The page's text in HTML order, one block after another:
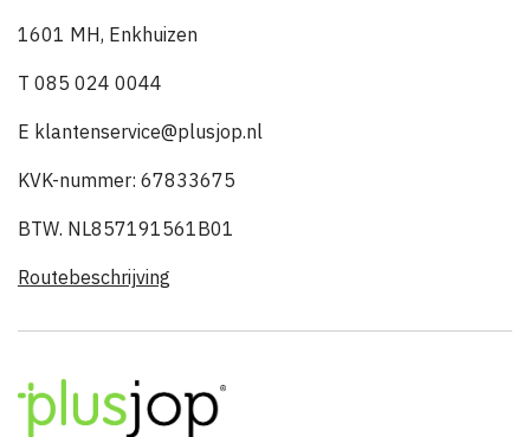
1601 MH, Enkhuizen
T 085 024 0044
E klantenservice@plusjop.nl
KVK-nummer: 67833675
BTW. NL857191561B01
Routebeschrijving